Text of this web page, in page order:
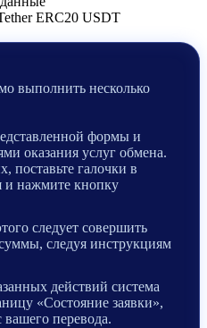
ERC20 USDT
выполнить несколько
формы и
оказания услуг обмена.
поставьте галочки в
и нажмите кнопку
следует совершить
следуя инструкциям
действий система
«Состояние заявки»,
вашего перевода.